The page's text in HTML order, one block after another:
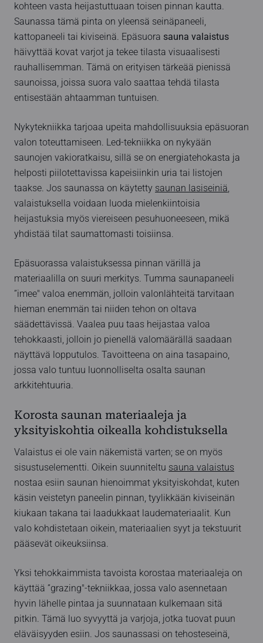
kohteen vasta heijastuttuaan toisen pinnan kautta.
Saunassa tämä pinta on yleensä seinäpaneeli,
kattopaneeli tai kiviseinä. Epäsuora sauna valaistus
häivyttää kovat varjot ja tekee tilasta visuaalisesti
rauhallisemman. Tämä on erityisen tärkeää pienissä
saunoissa, joissa suora valo saattaa tehdä tilasta
entisestään ahtaamman tuntuisen.
Nykytekniikka tarjoaa upeita mahdollisuuksia epäsuoran
valon toteuttamiseen. Led-tekniikka on nykyään
saunojen vakioratkaisu, sillä se on energiatehokasta ja
helposti piilotettavissa kapeisiinkin uria tai listojen
taakse. Jos saunassa on käytetty saunan lasiseiniä
valaistuksella voidaan luoda mielenkiintoisia
heijastuksia myös viereiseen pesuhuoneeseen, mikä
yhdistää tilat saumattomasti toisiinsa.
Epäsuorassa valaistuksessa pinnan värillä ja
materiaalilla on suuri merkitys. Tumma saunapaneeli
”imee" valoa enemmän, jolloin valonlähteitä tarvitaan
hieman enemmän tai niiden tehon on oltava
säädettävissä. Vaalea puu taas heijastaa valoa
tehokkaasti, jolloin jo pienellä valomäärällä saadaan
näyttävä lopputulos. Tavoitteena on aina tasapaino,
jossa valo tuntuu luonnolliselta osalta saunan
arkkitehtuuria.
Korosta saunan materiaaleja ja
yksityiskohtia oikealla kohdistuksella
Valaistus ei ole vain näkemistä varten; se on myös
sisustuselementti. Oikein suunniteltu sauna valaistus
nostaa esiin saunan hienoimmat yksityiskohdat, kuten
käsin veistetyn paneelin pinnan, tyylikkään kiviseinän
kiukaan takana tai laadukkaat laudemateriaalit. Kun
valo kohdistetaan oikein, materiaalien syyt ja tekstuurit
pääsevät oikeuksiinsa.
Yksi tehokkaimmista tavoista korostaa materiaaleja on
käyttää ”grazing"-tekniikkaa, jossa valo asennetaan
hyvin lähelle pintaa ja suunnataan kulkemaan sitä
pitkin. Tämä luo syvyyttä ja varjoja, jotka tuovat puun
eläväisyyden esiin. Jos saunassasi on tehosteseinä,